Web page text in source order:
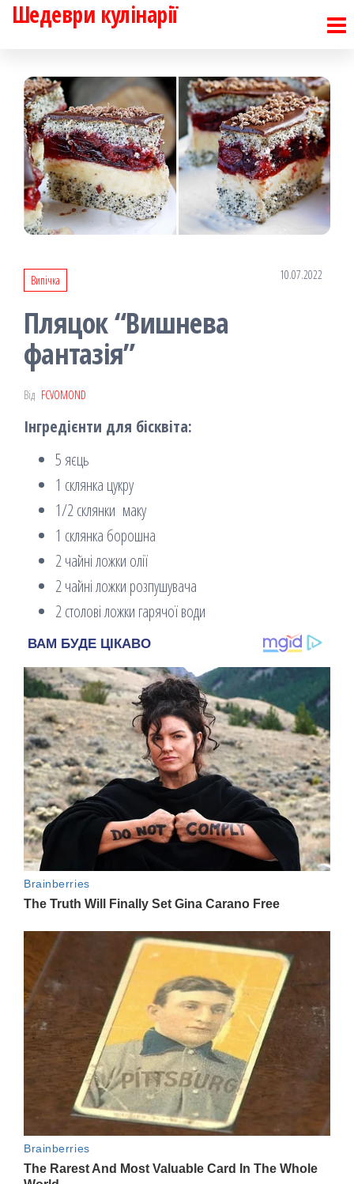
Перейти
Шедеври кулінарії
Випічка 10.07.2022
Пляцок “Вишнева
фантазія”
Від FCVOMOND
Інгредієнти для бісквіта:
5 яєць
1 склянка цукру
1/2 склянки маку
1 склянка борошна
2 чайні ложки олії
2 чайні ложки розпушувача
2 столові ложки гарячої води